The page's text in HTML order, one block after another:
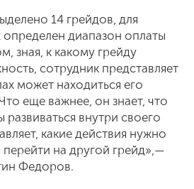
14 грейдов, для
диапазон оплаты
зная, к какому грейду
сотрудник представляет
может находиться его
еще важнее, он знает, что
внутри своего
какие действия нужно
на другой грейд»,—
Федоров.